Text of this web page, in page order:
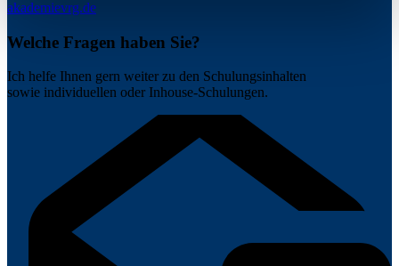
akademievrg.de
Welche Fragen haben Sie?
Ich helfe Ihnen gern weiter zu den Schulungsinhalten
sowie individuellen oder Inhouse-Schulungen.